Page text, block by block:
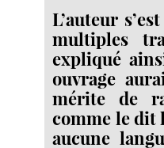
L’auteur
multiples
expliqué
ouvrage
mérite de
comme le dit
aucune